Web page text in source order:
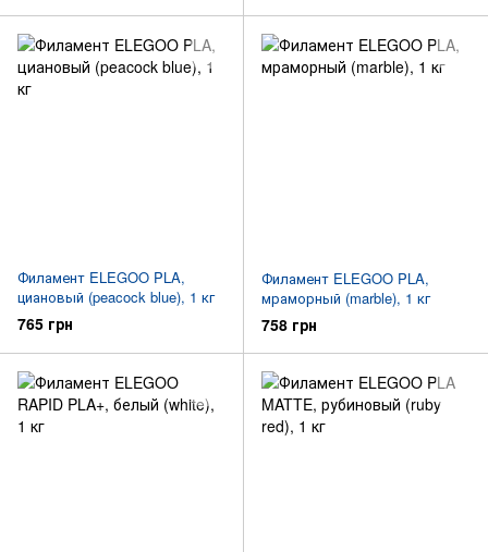
Филамент ELEGOO PLA,
циановый (peacock blue), 1 кг
765 грн
Филамент ELEGOO PLA,
мраморный (marble), 1 кг
758 грн